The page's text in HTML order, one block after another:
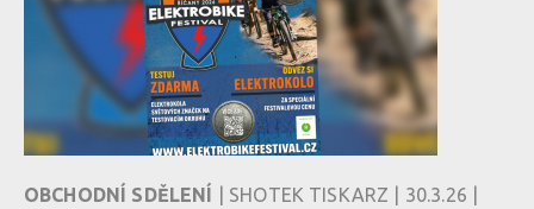
OBCHODNÍ SDĚLENÍ | SHOTEK TISKARZ | 30.3.26 |